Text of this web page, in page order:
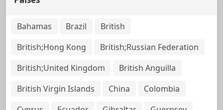
Bahamas Brazil
British
British;Hong Kong
British;Russian Federation
British;United Kingdom
British Anguilla
British Virgin Islands
China
Colombia